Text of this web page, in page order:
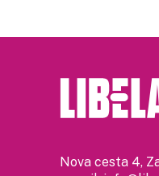
Nova cesta 4,